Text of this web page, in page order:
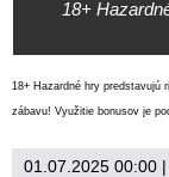
18+
18+ Hazardné hry predstavujú
zábavu! Využitie bonusov je
01.07.2025 00:00